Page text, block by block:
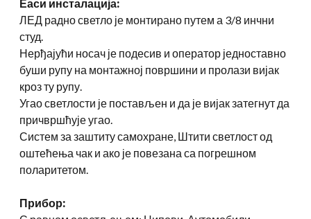
Еаси инсталација:
ЛЕД радно светло је монтирано путем а 3/8 инчни
студ.
Нерђајући носач је подесив и оператор једноставно
буши рупу на монтажној површини и пролази вијак
кроз ту рупу.
Угао светлости је постављен и да је вијак затегнут да
причвршћује угао.
Систем за заштиту самохране, Штити светлост од
оштећења чак и ако је повезана са погрешном
поларитетом.
Прибор: